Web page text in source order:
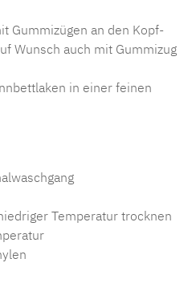
Gummizügen an den Kopf-
Wunsch auch mit Gummizug
in einer feinen
Temperatur trocknen